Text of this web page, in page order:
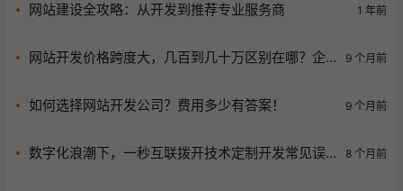
网站建设全攻略：从开发到推荐专业服务商 1 年前
网站开发价格跨度大，几百到几十万区别在哪？企
9 个月前
如何选择网站开发公司？费用多少有答案！ 9 个月前
数字化浪潮下，一秒互联拨开技术定制开发常见误
8 个月前